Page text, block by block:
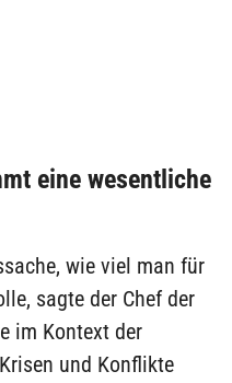
eine wesentliche
wie viel man für
sagte der Chef der
im Kontext der
und Konflikte